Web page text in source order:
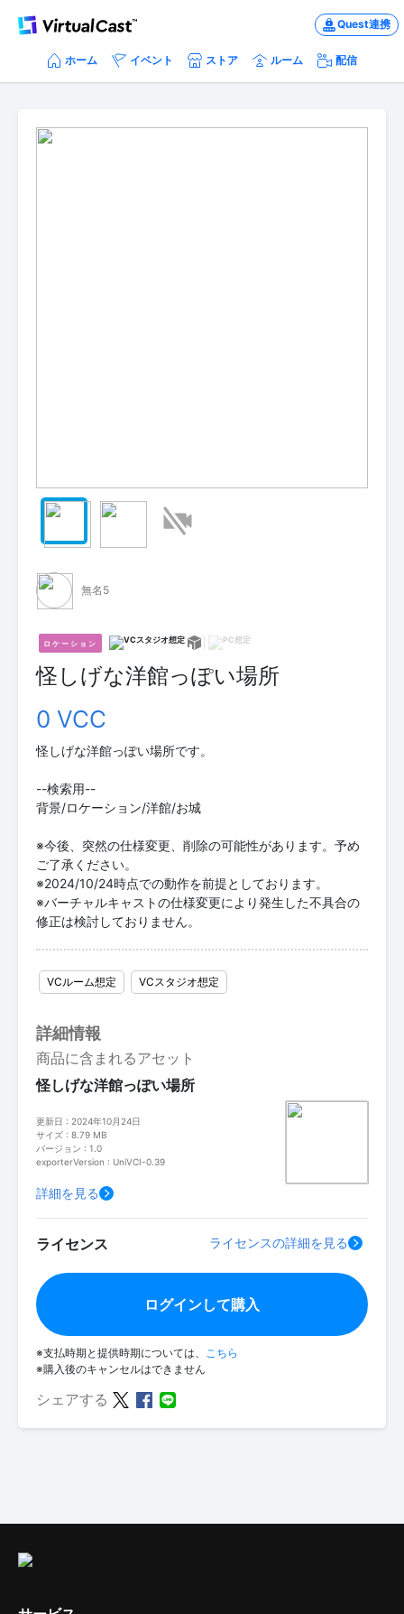
Quest連携
ホーム イベント ストア ルーム 配信
無名5
ロケーション
怪しげな洋館っぽい場所
0 VCC
怪しげな洋館っぽい場所です。
--検索用--
背景/ロケーション/洋館/お城
※今後、突然の仕様変更、削除の可能性があります。予め
ご了承ください。
※2024/10/24時点での動作を前提としております。
※バーチャルキャストの仕様変更により発生した不具合の
修正は検討しておりません。
VCルーム想定 VCスタジオ想定
詳細情報
商品に含まれるアセット
怪しげな洋館っぽい場所
更新日 : 2024年10月24日
サイズ : 8.79 MB
バージョン : 1.0
exporterVersion : UniVCI-0.39
詳細を見る
ライセンス ライセンスの詳細を見る
ログインして購入
※支払時期と提供時期については、 こちら
※購入後のキャンセルはできません
シェアする